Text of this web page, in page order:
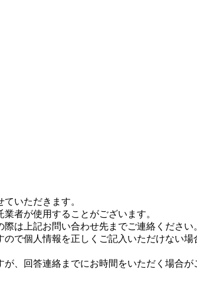
いただきます。
者が使用することがございます。
は上記お問い合わせ先までご連絡ください
で個人情報を正しくご記入いただけない
、回答連絡までにお時間をいただく場合